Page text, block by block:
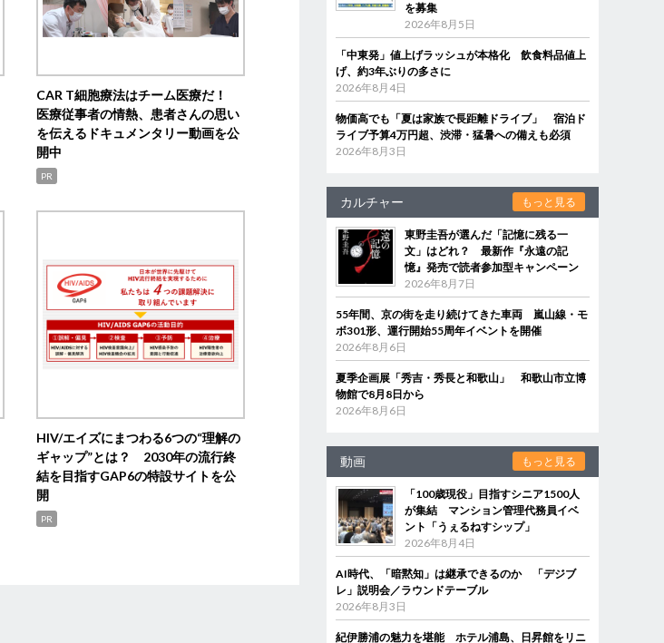
CAR T細胞療法はチーム医療だ！
医療従事者の情熱、患者さんの思い
を伝えるドキュメンタリー動画を公
開中
PR
HIV/エイズにまつわる6つの“理解の
ギャップ”とは？ 2030年の流行終
結を目指すGAP6の特設サイトを公
開
PR
を募集
2026年8月5日
「中東発」値上げラッシュが本格化 飲食料品値上
げ、約3年ぶりの多さに
2026年8月4日
物価高でも「夏は家族で長距離ドライブ」 宿泊ド
ライブ予算4万円超、渋滞・猛暑への備えも必須
2026年8月3日
カルチャー もっと見る
東野圭吾が選んだ「記憶に残る一
文」はどれ？ 最新作『永遠の記
憶』発売で読者参加型キャンペーン
2026年8月7日
55年間、京の街を走り続けてきた車両 嵐山線・モ
ボ301形、運行開始55周年イベントを開催
2026年8月6日
夏季企画展「秀吉・秀長と和歌山」 和歌山市立博
物館で8月8日から
2026年8月6日
動画 もっと見る
「100歳現役」目指すシニア1500人
が集結 マンション管理代務員イベ
ント「うぇるねすシップ」
2026年8月4日
AI時代、「暗黙知」は継承できるのか 「デジブ
レ」説明会／ラウンドテーブル
2026年8月3日
紀伊勝浦の魅力を堪能 ホテル浦島、日昇館をリニ